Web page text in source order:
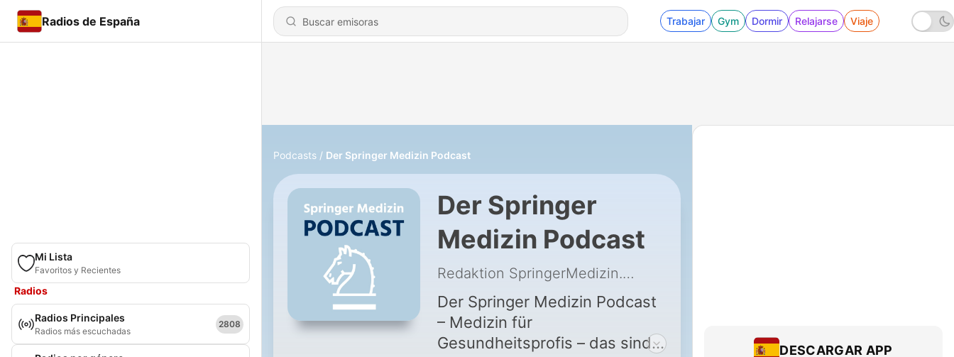
Radios de España Trabajar Gym Dormir Relajarse Viaje
Mi Lista
Favoritos y Recientes
Radios
Radios Principales
Radios más escuchadas
2808
Podcasts Der Springer Medizin Podcast
Der Springer
Medizin Podcast
Redaktion SpringerMedizin.de
Der Springer Medizin Podcast
– Medizin für
Gesundheitsprofis – das sind
DESCARGAR APP